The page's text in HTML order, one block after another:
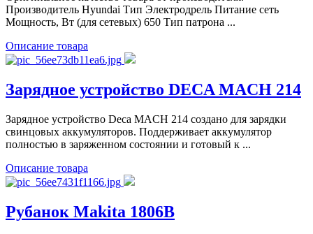
Производитель Hyundai Тип Электродрель Питание сеть
Мощность, Вт (для сетевых) 650 Тип патрона ...
Описание товара
Зарядное устройство DECA MACH 214
Зарядное устройство Deca MACH 214 создано для зарядки
свинцовых аккумуляторов. Поддерживает аккумулятор
полностью в заряженном состоянии и готовый к ...
Описание товара
Рубанок Makita 1806B